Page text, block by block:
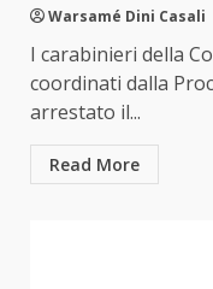
Warsamé Dini Casali
I carabinieri della
coordinati dalla
arrestato il...
Read More